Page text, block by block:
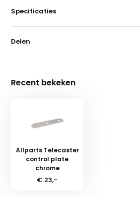
Specificaties
Delen
Recent bekeken
Allparts Telecaster
control plate
chrome
€ 23,-